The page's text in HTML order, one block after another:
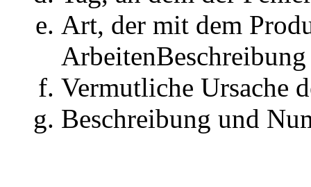
Art, der mit dem
ArbeitenBeschreibung
Vermutliche Ursache
Beschreibung und